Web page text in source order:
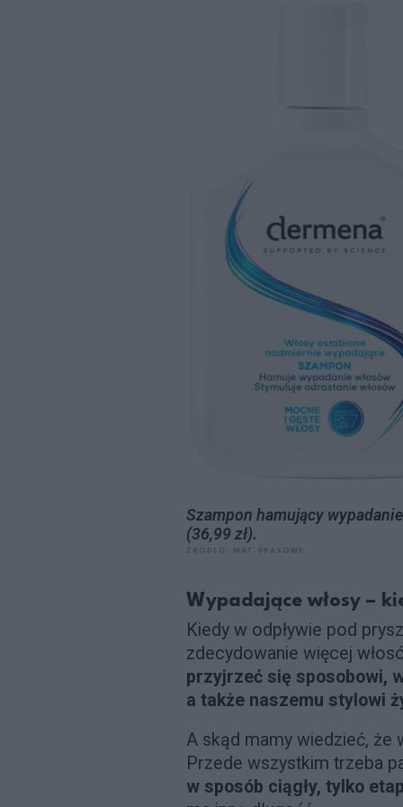
Szampon hamujący
(36,99 zł).
Wypadające włosy –
Kiedy w odpływie pod
zdecydowanie więcej
przyjrzeć się sposobowi,
a także naszemu stylowi
A skąd mamy wiedzieć, że
Przede wszystkim trzeba
w sposób ciągły, tylko